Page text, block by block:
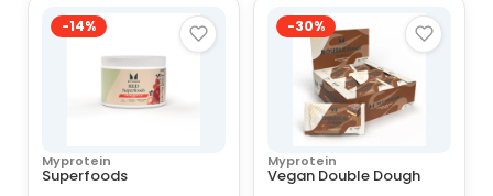
-14%
Myprotein
Superfoods
-30%
Myprotein
Vegan Double Dough